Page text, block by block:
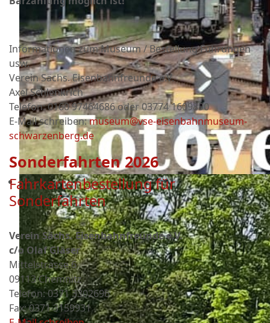
Informationen zum Museum / Bestellung Führungen
usw.
Verein Sächs. Eisenbahnfreunde e.V.
Axel Schlenkrich
Telefon: 0160 97464686 oder03774 1609890
E-Mail schreiben:museum@vse-eisenbahnmuseum-
schwarzenberg.de
Sonderfahrten 2026
Fahrkartenbestellung für
Sonderfahrten
Verein Sächs. Eisenbahnfreunde e.V.
c/o Olaf Gläser
Mittelstrasse 6
09113 Chemnitz
Telefon: 0371 3302696
Fax: 0371 3159931